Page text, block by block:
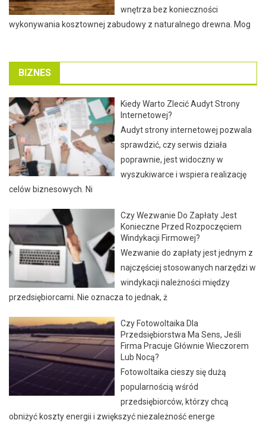
wnętrza bez konieczności
wykonywania kosztownej zabudowy z naturalnego drewna. Mog
BIZNES
Kiedy Warto Zlecić Audyt Strony
Internetowej?
Audyt strony internetowej pozwala
sprawdzić, czy serwis działa
poprawnie, jest widoczny w
wyszukiwarce i wspiera realizację
celów biznesowych. Ni
Czy Wezwanie Do Zapłaty Jest
Konieczne Przed Rozpoczęciem
Windykacji Firmowej?
Wezwanie do zapłaty jest jednym z
najczęściej stosowanych narzędzi w
windykacji należności między
przedsiębiorcami. Nie oznacza to jednak, ż
Czy Fotowoltaika Dla
Przedsiębiorstwa Ma Sens, Jeśli
Firma Pracuje Głównie Wieczorem
Lub Nocą?
Fotowoltaika cieszy się dużą
popularnością wśród
przedsiębiorców, którzy chcą
obniżyć koszty energii i zwiększyć niezależność energe